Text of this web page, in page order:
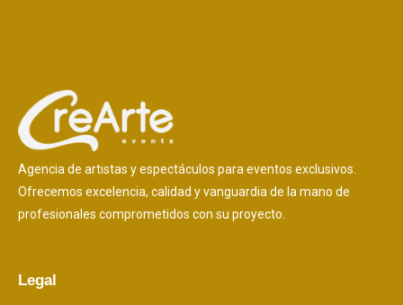
Agencia de artistas y espectáculos para eventos exclusivos.
Ofrecemos excelencia, calidad y vanguardia de la mano de
profesionales comprometidos con su proyecto.
Legal